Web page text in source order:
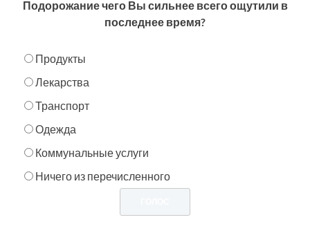
Подорожание чего Вы сильнее всего ощутили в
последнее время?
Продукты
Лекарства
Транспорт
Одежда
Коммунальные услуги
Ничего из перечисленного